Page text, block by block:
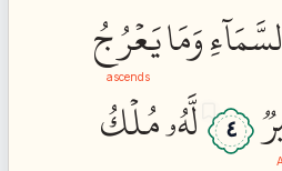
وَمَايَعۡرُجُ
ascends
٤ لَّهُۥمُلۡكُ